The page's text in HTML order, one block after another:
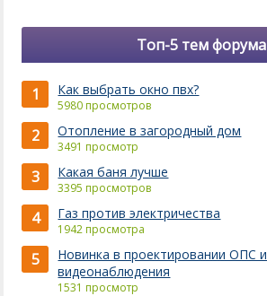
Топ-5 тем форума
1 Как выбрать окно пвх?
5980 просмотров
2 Отопление в загородный дом
3491 просмотр
3 Какая баня лучше
3395 просмотров
4 Газ против электричества
1942 просмотра
5
Новинка в проектировании ОПС и
видеонаблюдения
1531 просмотр